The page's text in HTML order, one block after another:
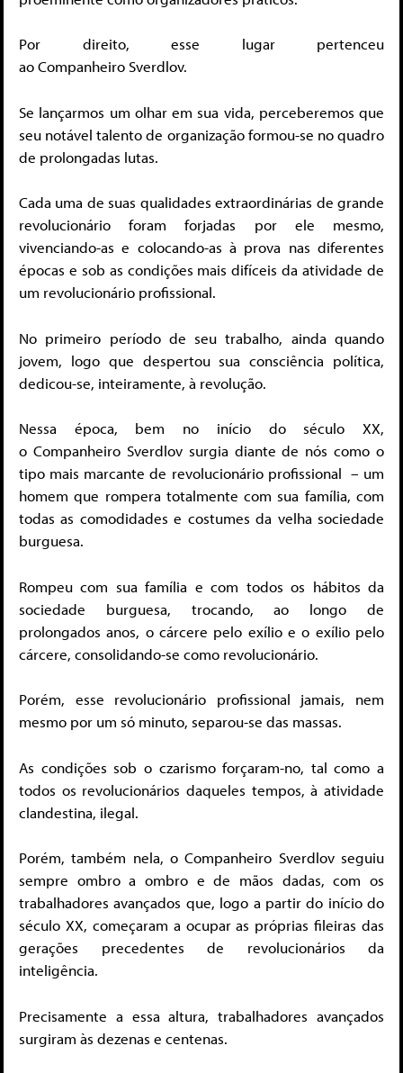
Por direito, esse lugar pertenceu
ao Companheiro Sverdlov.
Se lançarmos um olhar em sua vida, perceberemos que
seu notável talento de organização formou-se no quadro
de prolongadas lutas.
Cada uma de suas qualidades extraordinárias de grande
revolucionário foram forjadas por ele mesmo,
vivenciando-as e colocando-as à prova nas diferentes
épocas e sob as condições mais difíceis da atividade de
um revolucionário profissional.
No primeiro período de seu trabalho, ainda quando
jovem, logo que despertou sua consciência política,
dedicou-se, inteiramente, à revolução.
Nessa época, bem no início do século XX,
o Companheiro Sverdlov surgia diante de nós como o
tipo mais marcante de revolucionário profissional – um
homem que rompera totalmente com sua família, com
todas as comodidades e costumes da velha sociedade
burguesa.
Rompeu com sua família e com todos os hábitos da
sociedade burguesa, trocando, ao longo de
prolongados anos, o cárcere pelo exílio e o exílio pelo
cárcere, consolidando-se como revolucionário.
Porém, esse revolucionário profissional jamais, nem
mesmo por um só minuto, separou-se das massas.
As condições sob o czarismo forçaram-no, tal como a
todos os revolucionários daqueles tempos, à atividade
clandestina, ilegal.
Porém, também nela, o Companheiro Sverdlov seguiu
sempre ombro a ombro e de mãos dadas, com os
trabalhadores avançados que, logo a partir do início do
século XX, começaram a ocupar as próprias fileiras das
gerações precedentes de revolucionários da
inteligência.
Precisamente a essa altura, trabalhadores avançados
surgiram às dezenas e centenas.